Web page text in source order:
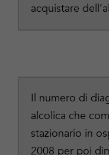
acquistare
Il numero di
alcolica che
stazionario in
2008 per poi